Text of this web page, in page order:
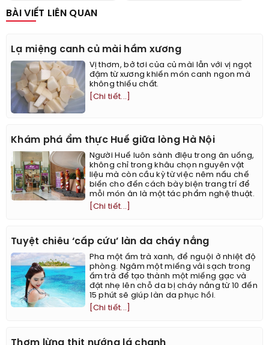
BÀI VIẾT LIÊN QUAN
Lạ miệng canh củ mài hầm xương
Vị thơm, bở tơi của củ mài lẫn với vị ngọt
đậm từ xương khiến món canh ngon mà
không thiếu chất.
[Chi tiết...]
Khám phá ẩm thực Huế giữa lòng Hà Nội
Người Huế luôn sành điệu trong ăn uống,
không chỉ trong khâu chọn nguyên vật
liệu mà còn cầu kỳ từ việc nêm nấu chế
biến cho đến cách bày biện trang trí để
mỗi món ăn là một tác phẩm nghệ thuật.
[Chi tiết...]
Tuyệt chiêu ‘cấp cứu’ làn da cháy nắng
Pha một ấm trà xanh, để nguội ở nhiệt độ
phòng. Ngâm một miếng vải sạch trong
ấm trà để tạo thành một miếng gạc và
đặt nhẹ lên chỗ da bị cháy nắng từ 10 đến
15 phút sẽ giúp làn da phục hồi.
[Chi tiết...]